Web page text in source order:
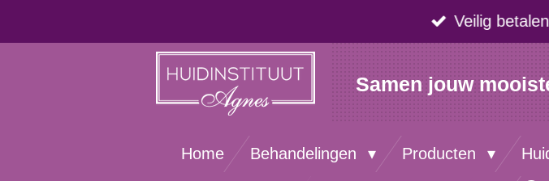
direct
Veilig
Samen jouw
Home Behandelingen Producten